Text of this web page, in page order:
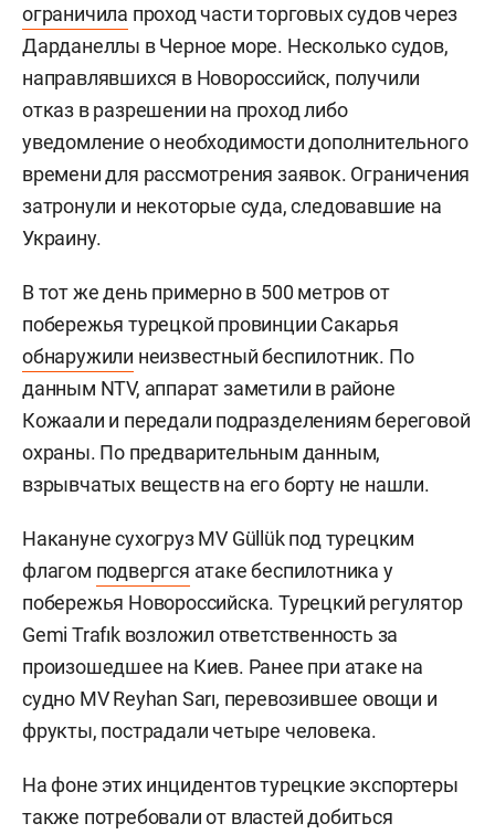
ограничила проход части торговых судов через
Дарданеллы в Черное море. Несколько судов,
направлявшихся в Новороссийск, получили
отказ в разрешении на проход либо
уведомление о необходимости дополнительного
времени для рассмотрения заявок. Ограничения
затронули и некоторые суда, следовавшие на
Украину.
В тот же день примерно в 500 метров от
побережья турецкой провинции Сакарья
обнаружили неизвестный беспилотник. По
данным NTV, аппарат заметили в районе
Кожаали и передали подразделениям береговой
охраны. По предварительным данным,
взрывчатых веществ на его борту не нашли.
Накануне сухогруз MV Güllük под турецким
флагом подвергся атаке беспилотника у
побережья Новороссийска. Турецкий регулятор
Gemi Trafık возложил ответственность за
произошедшее на Киев. Ранее при атаке на
судно MV Reyhan Sarı, перевозившее овощи и
фрукты, пострадали четыре человека.
На фоне этих инцидентов турецкие экспортеры
также потребовали от властей добиться